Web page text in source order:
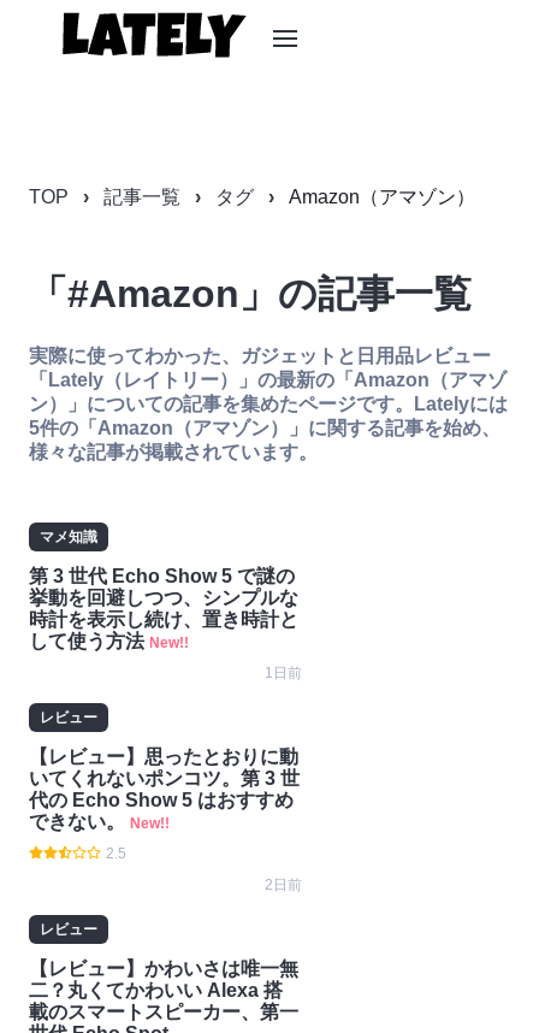
TOP 記事一覧 タグ Amazon（アマゾン）
「#Amazon」の記事一覧
実際に使ってわかった、ガジェットと日用品レビュー
「Lately（レイトリー）」の最新の「Amazon（アマゾ
ン）」についての記事を集めたページです。Latelyには
5件の「Amazon（アマゾン）」に関する記事を始め、
様々な記事が掲載されています。
マメ知識
第 3 世代 Echo Show 5 で謎の
挙動を回避しつつ、シンプルな
時計を表示し続け、置き時計と
して使う方法 New!!
1日前
レビュー
【レビュー】思ったとおりに動
いてくれないポンコツ。第 3 世
代の Echo Show 5 はおすすめ
できない。
New!!
2.5
2日前
レビュー
【レビュー】かわいさは唯一無
二？丸くてかわいい Alexa 搭
載のスマートスピーカー、第一